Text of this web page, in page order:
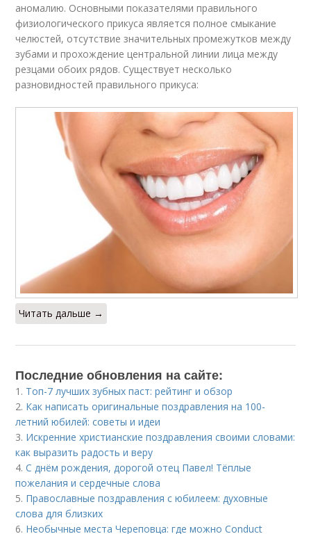
аномалию. Основными показателями правильного
физиологического прикуса является полное смыкание
челюстей, отсутствие значительных промежутков между
зубами и прохождение центральной линии лица между
резцами обоих рядов. Существует несколько
разновидностей правильного прикуса:
Читать дальше →
Последние обновления на сайте:
1. Топ-7 лучших зубных паст: рейтинг и обзор
2. Как написать оригинальные поздравления на 100-
летний юбилей: советы и идеи
3. Искренние христианские поздравления своими словами:
как выразить радость и веру
4.С днём рождения, дорогой отец Павел! Тёплые
пожелания и сердечные слова
5. Православные поздравления с юбилеем: духовные
слова для близких
6. Необычные места Череповца: где можно Conduct